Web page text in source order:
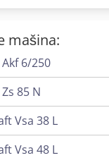
mašina:
6/250
85 N
Vsa 38 L
Vsa 48 L